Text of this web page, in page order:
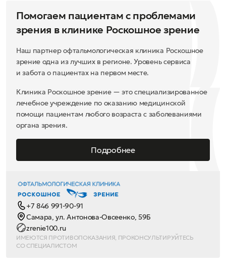
+7 846 991-90-91
Самара, ул. Антонова-Овсеенко, 59Б
zrenie100.ru
ИМЕЮТСЯ ПРОТИВОПОКАЗАНИЯ, ПРОКОНСУЛЬТИРУЙТЕСЬ
СО СПЕЦИАЛИСТОМ
Помогаем пациентам с проблемами
зрения в клинике Роскошное зрение
Наш партнер офтальмологическая клиника Роскошное
зрение одна из лучших в регионе. Уровень сервиса
и забота о пациентах на первом месте.
Клиника Роскошное зрение — это специализированное
лечебное учреждение по оказанию медицинской
помощи пациентам любого возраста с заболеваниями
органа зрения.
Подробнее